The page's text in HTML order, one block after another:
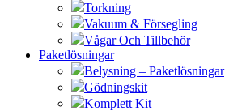
Torkning
Vakuum & Försegling
Vågar Och Tillbehör
Paketlösningar
Belysning – Paketlösningar
Gödningskit
Komplett Kit